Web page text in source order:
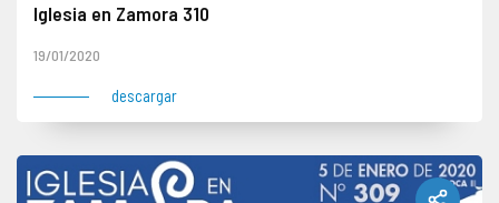
Iglesia en Zamora 310
19/01/2020
descargar